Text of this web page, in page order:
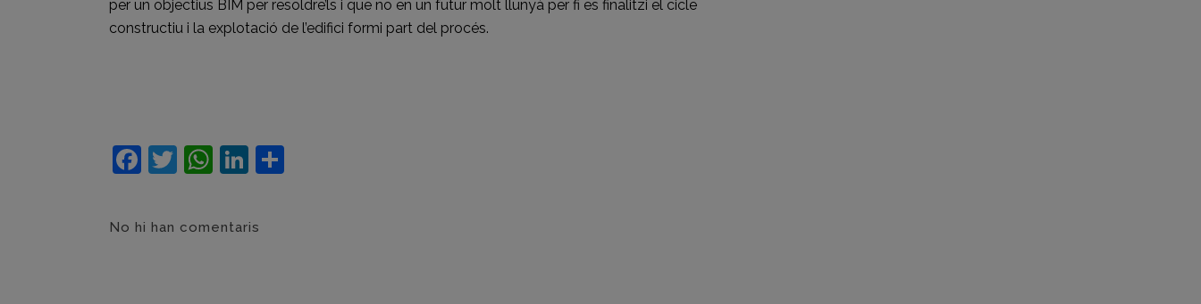
per un objectius BIM per resoldre’ls i que no en un futur molt llunyà per fi es finalitzi el cicle
constructiu i la explotació de l’edifici formi part del procés.
Facebook
Twitter
WhatsApp
LinkedIn
No hi han comentaris